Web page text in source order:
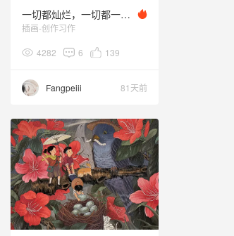
一切都灿烂，一切都一去不复返。
插画-创作习作
4282 6 139
Fangpeiii 81天前